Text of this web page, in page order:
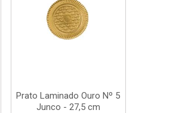
Prato Laminado Ouro Nº 5
Junco - 27,5 cm